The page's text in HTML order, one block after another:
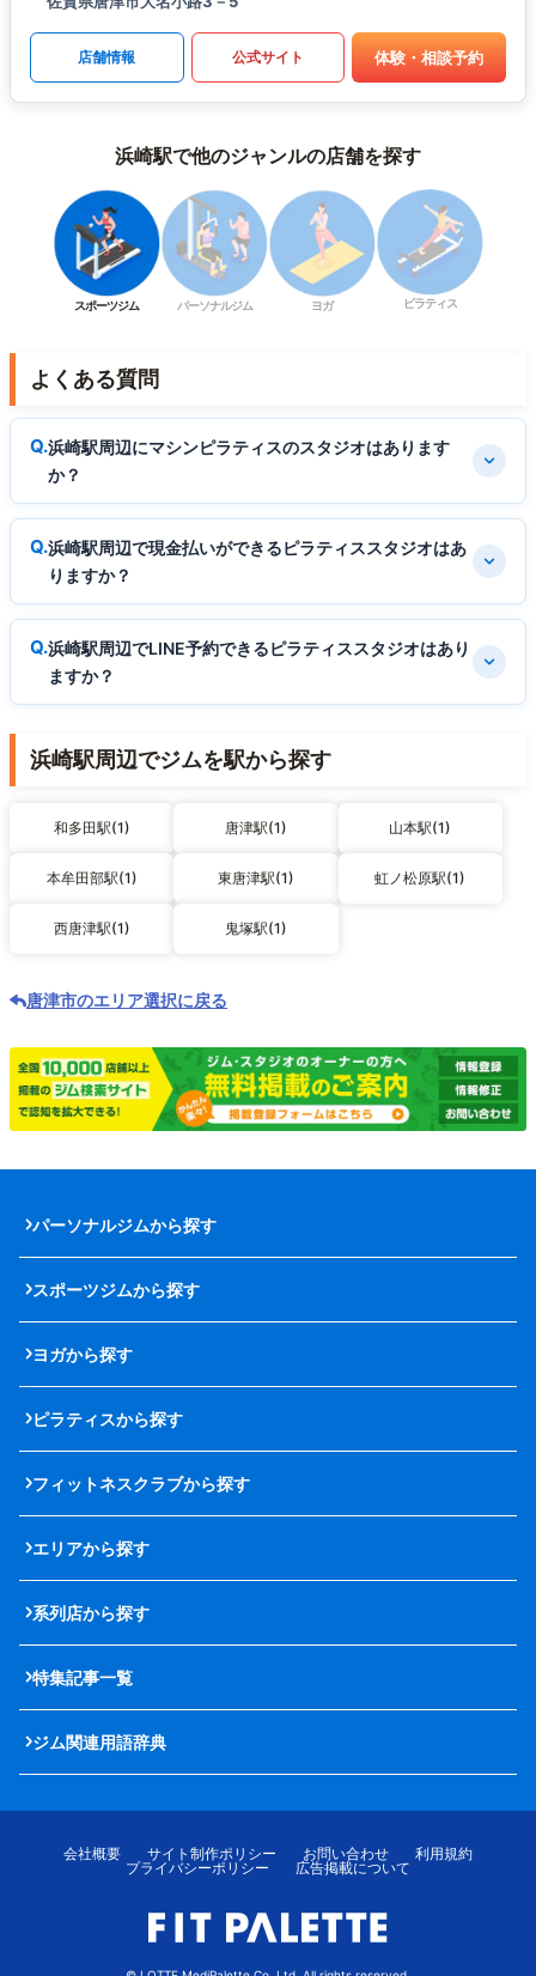
店舗情報 公式サイト 体験・相談予約
浜崎駅で他のジャンルの店舗を探す
スポーツジム パーソナルジム ヨガ ピラティス
よくある質問
浜崎駅周辺にマシンピラティスのスタジオはあります
か？
浜崎駅周辺で現金払いができるピラティススタジオはあ
りますか？
浜崎駅周辺でLINE予約できるピラティススタジオはあり
ますか？
浜崎駅周辺でジムを駅から探す
和多田駅(1) 唐津駅(1) 山本駅(1)
本牟田部駅(1) 東唐津駅(1) 虹ノ松原駅(1)
西唐津駅(1) 鬼塚駅(1)
唐津市のエリア選択に戻る
パーソナルジムから探す
スポーツジムから探す
ヨガから探す
ピラティスから探す
フィットネスクラブから探す
エリアから探す
系列店から探す
特集記事一覧
ジム関連用語辞典
会社概要 サイト制作ポリシー お問い合わせ
利用規約
プライバシーポリシー
広告掲載について